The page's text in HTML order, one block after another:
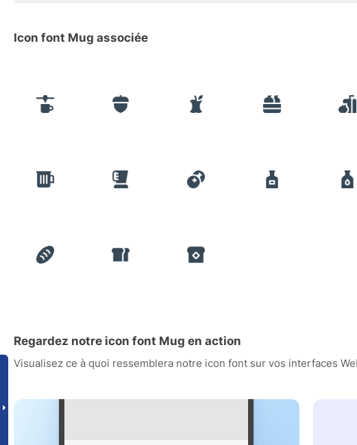
Icon font Mug associée
Regardez notre icon font Mug en action
Visualisez ce à quoi ressemblera notre icon font sur vos interfaces